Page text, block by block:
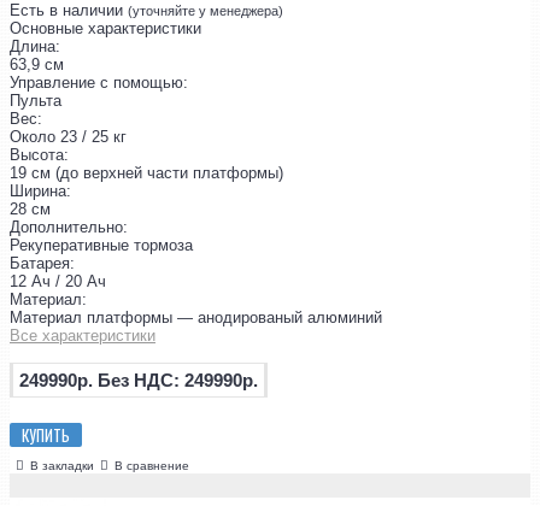
Есть в наличии (уточняйте у менеджера)
Основные характеристики
Длина:
63,9 см
Управление с помощью:
Пульта
Вес:
Около 23 / 25 кг
Высота:
19 см (до верхней части платформы)
Ширина:
28 см
Дополнительно:
Рекуперативные тормоза
Батарея:
12 Ач / 20 Ач
Материал:
Материал платформы — анодированый алюминий
Все характеристики
249990р. Без НДС: 249990р.
КУПИТЬ
В закладки В сравнение